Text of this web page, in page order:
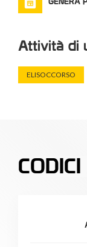
Attività di
ELISOCCORSO